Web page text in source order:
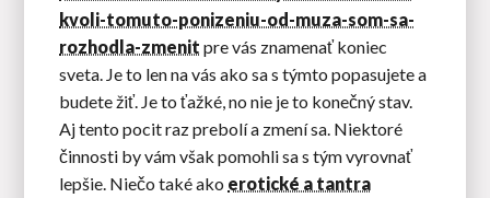
kvoli-tomuto-ponizeniu-od-muza-som-sa-
rozhodla-zmenit pre vás znamenať koniec
sveta. Je to len na vás ako sa s týmto popasujete a
budete žiť. Je to ťažké, no nie je to konečný stav.
Aj tento pocit raz prebolí a zmení sa. Niektoré
činnosti by vám však pomohli sa s tým vyrovnať
lepšie. Niečo také ako erotické a tantra